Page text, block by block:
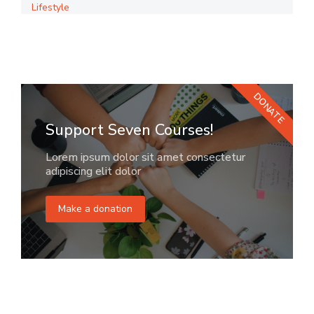
Lifestyle
Support Seven Courses!
Lorem ipsum dolor sit amet consectetur
adipiscing elit dolor
Make a donation
DONATE